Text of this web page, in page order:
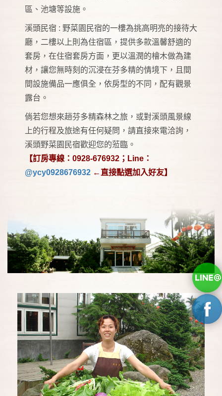
區、池塘等設施。
溪頭民宿 : 野菜園民宿的一樓為挑高明亮的接待大
廳，二樓以上則為住宿區，提供多款溫馨舒適的
套房，在住宿套房方面，更以溫潤的檜木做為建
材，讓您無時刻的沉浸在芬多精的情境下，且間
間設施備品一應俱全，依房型的不同，配有觀景
露台。
倘若您想來趟芬多精森林之旅，或對溪頭風景線
上的行程及旅途有任何疑問，請直接來電洽詢，
溪頭野菜園民宿歡迎您的蒞臨。
【訂房專線：0928-676932；Line：
@ycy0928676932 ←直接點選加入好友】